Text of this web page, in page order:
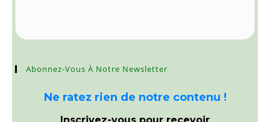
Abonnez-Vous À Notre Newsletter
Ne ratez rien de notre contenu !